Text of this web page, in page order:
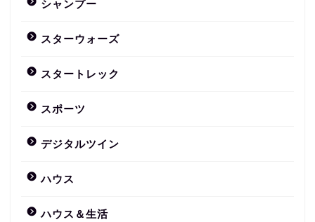
シャンプー
スターウォーズ
スタートレック
スポーツ
デジタルツイン
ハウス
ハウス＆生活